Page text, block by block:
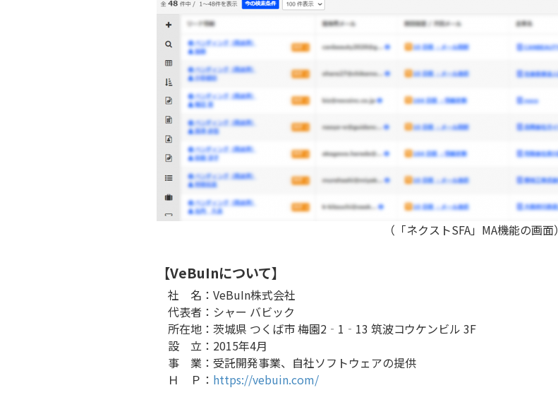
（「ネクストSFA」MA機能の画面）
【VeBuInについて】
社 名：VeBuIn株式会社
代表者：シャー バビック
所在地：茨城県 つくば市 梅園2‐1‐13 筑波コウケンビル 3F
設 立：2015年4月
事 業：受託開発事業、自社ソフトウェアの提供
Ｈ Ｐ： https://vebuin.com/